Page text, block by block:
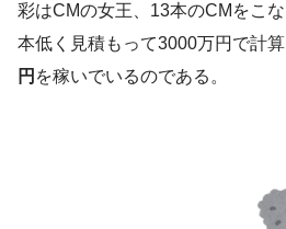
彩はCMの女王、13本のCMをこ
本低く見積もって3000万円で計算
円 を稼いでいるのである。